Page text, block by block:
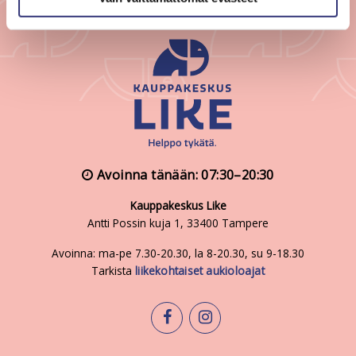
Avoinna tänään: 07:30–20:30
Kauppakeskus Like
Antti Possin kuja 1, 33400 Tampere
Avoinna: ma-pe 7.30-20.30, la 8-20.30, su 9-18.30
Tarkistaliikekohtaiset aukioloajat
facebookinstagram